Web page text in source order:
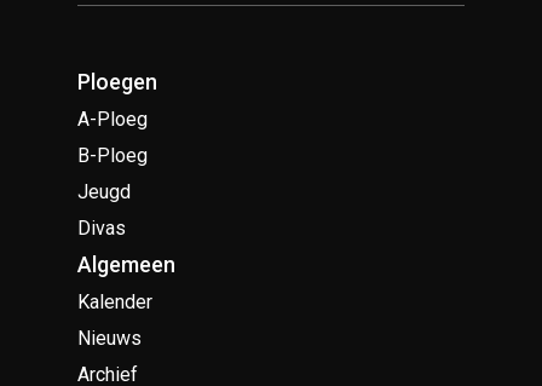
Ploegen
A-Ploeg
B-Ploeg
Jeugd
Divas
Algemeen
Kalender
Nieuws
Archief